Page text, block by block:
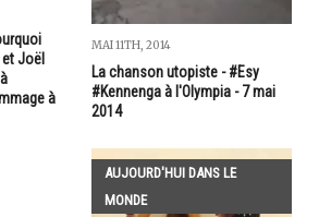
Joël
à
MAI 11TH, 2014
La chanson utopiste - #Esy
#Kennenga à l'Olympia - 7 mai
2014
AUJOURD'HUI DANS LE
MONDE